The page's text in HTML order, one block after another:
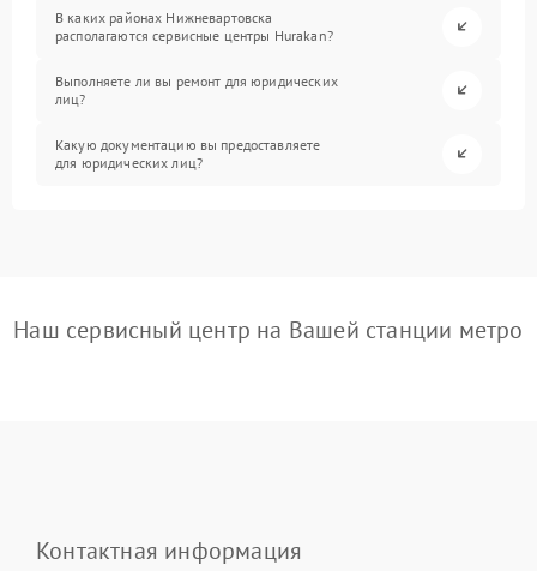
В каких районах Нижневартовска
располагаются сервисные центры Hurakan?
Выполняете ли вы ремонт для юридических
лиц?
Какую документацию вы предоставляете
для юридических лиц?
Наш сервисный центр на Вашей станции метро
Контактная информация